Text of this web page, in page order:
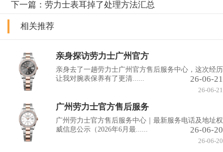
下一篇：劳力士表耳掉了处理方法汇总
相关推荐
亲身探访劳力士广州官方
亲身去了一趟劳力士广州官方售后服务中心，这次经历
让我对腕表保养有了更清......
26-06-21
26-06-21
广州劳力士官方售后服务
广州劳力士官方售后服务中心｜最新服务电话及地址权
威信息公示（2026年6月最......
26-06-20
26-06-20